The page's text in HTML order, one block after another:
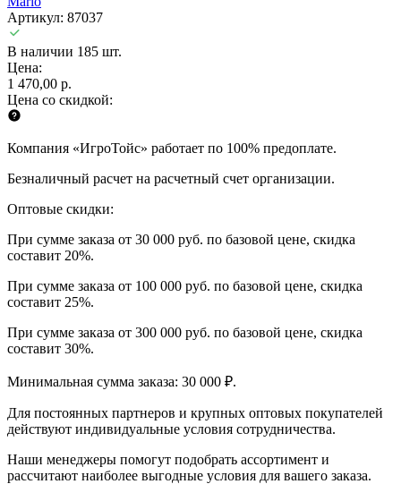
Артикул: 87037
В наличии 185 шт.
Цена:
1 470,00 р.
Цена со скидкой:
Компания «ИгроТойс» работает по 100% предоплате.
Безналичный расчет на расчетный счет организации.
Оптовые скидки:
При сумме заказа от 30 000 руб. по базовой цене, скидка
составит 20%.
При сумме заказа от 100 000 руб. по базовой цене, скидка
составит 25%.
При сумме заказа от 300 000 руб. по базовой цене, скидка
составит 30%.
Минимальная сумма заказа: 30 000 ₽.
Для постоянных партнеров и крупных оптовых покупателей
действуют индивидуальные условия сотрудничества.
Наши менеджеры помогут подобрать ассортимент и
рассчитают наиболее выгодные условия для вашего заказа.